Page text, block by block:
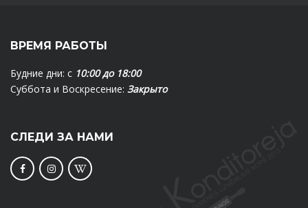
ВРЕМЯ РАБОТЫ
Будние дни: с 10:00 до 18:00
Суббота и Воскресение: Закрыто
СЛЕДИ ЗА НАМИ